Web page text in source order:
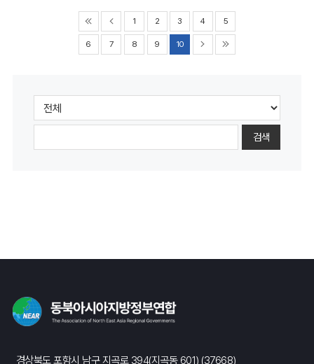
1 2 3 4 5
6 7 8 9 10
검색
경상북도 포항시 남구 지곡로 394(지곡동 601) (37668)